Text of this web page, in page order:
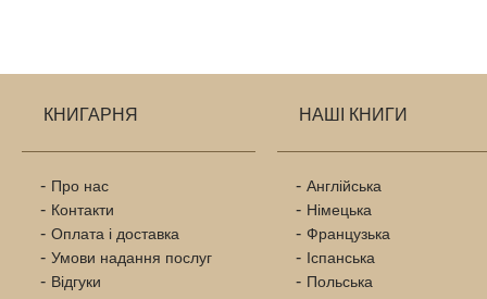
КНИГАРНЯ
Про нас
Контакти
Оплата і доставка
Умови надання послуг
Відгуки
НАШІ КНИГИ
Англійська
Німецька
Французька
Іспанська
Польська